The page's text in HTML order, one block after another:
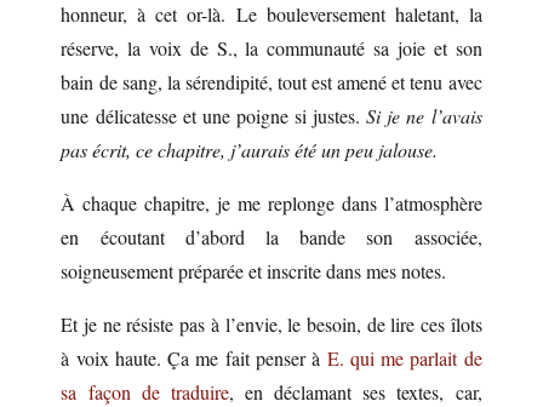
honneur, à cet or-là. Le bouleversement haletant, la
réserve, la voix de S., la communauté sa joie et son
bain de sang, la sérendipité, tout est amené et tenu avec
une délicatesse et une poigne si justes.Si je ne l’avais
pas écrit, ce chapitre, j’aurais été un peu jalouse.
À chaque chapitre, je me replonge dans l’atmosphère
en écoutant d’abord la bande son associée,
soigneusement préparée et inscrite dans mes notes.
Et je ne résiste pas à l’envie, le besoin, de lire ces îlots
à voix haute. Ça me fait penser à E. qui me parlait de
sa façon de traduire, en déclamant ses textes, car,